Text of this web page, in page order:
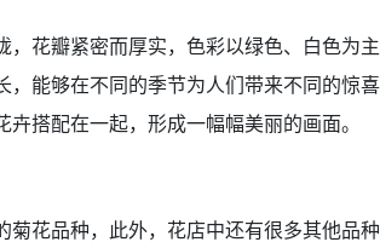
，花瓣紧密而厚实，色彩以绿色、白色为
，能够在不同的季节为人们带来不同的惊
卉搭配在一起，形成一幅幅美丽的画面。
菊花品种，此外，花店中还有很多其他品